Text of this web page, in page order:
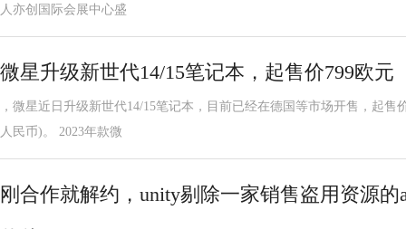
人亦创国际会展中心盛
微星升级新世代14/15笔记本，起售价799欧元
，微星近日升级新世代14/15笔记本，目前已经在德国等市场开售，起售
人民币)。 2023年款微
刚合作就解约，unity剔除一家销售盗用资源